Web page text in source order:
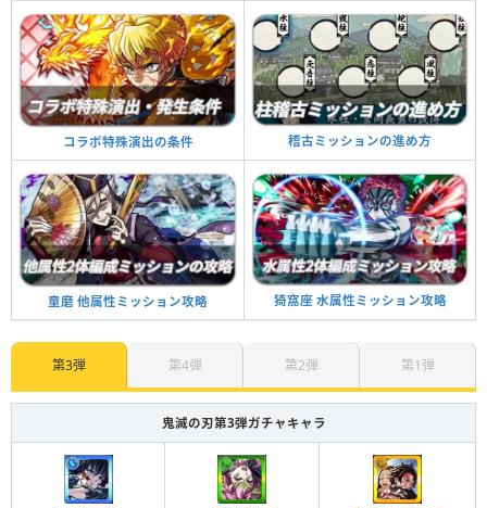
コラボ特殊演出の条件 稽古ミッションの進め方
童磨 他属性ミッション攻略 猗窩座 水属性ミッション攻略
第3弾 第4弾 第2弾 第1弾
鬼滅の刃第3弾ガチャキャラ